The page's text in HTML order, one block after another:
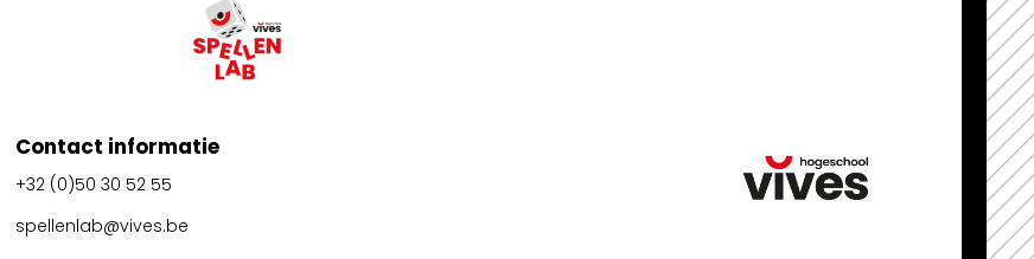
Contact informatie
+32 (0)50 30 52 55
spellenlab@vives.be